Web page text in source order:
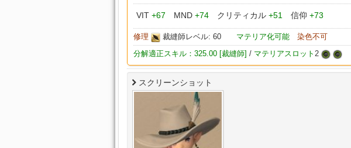
VIT +67 MND +74 クリティカル +51 信仰 +73
修理 裁縫師レベル: 60 マテリア化可能
染色不可
分解適正スキル：325.00 [裁縫師] / マテリアスロット 2
スクリーンショット